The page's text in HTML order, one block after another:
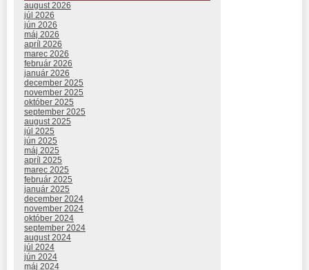
august 2026
júl 2026
jún 2026
máj 2026
apríl 2026
marec 2026
február 2026
január 2026
december 2025
november 2025
október 2025
september 2025
august 2025
júl 2025
jún 2025
máj 2025
apríl 2025
marec 2025
február 2025
január 2025
december 2024
november 2024
október 2024
september 2024
august 2024
júl 2024
jún 2024
máj 2024